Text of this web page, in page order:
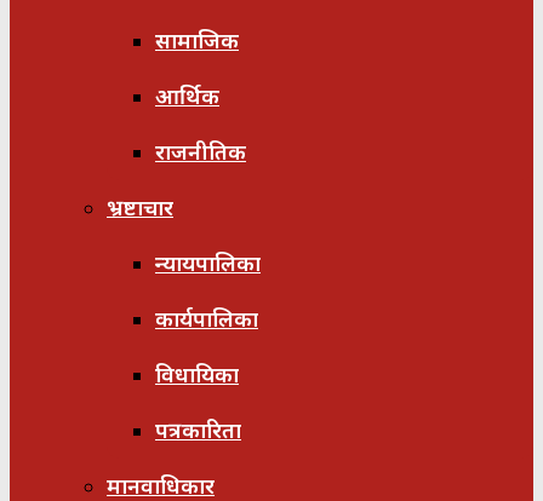
सामाजिक
आर्थिक
राजनीतिक
भ्रष्टाचार
न्यायपालिका
कार्यपालिका
विधायिका
पत्रकारिता
मानवाधिकार